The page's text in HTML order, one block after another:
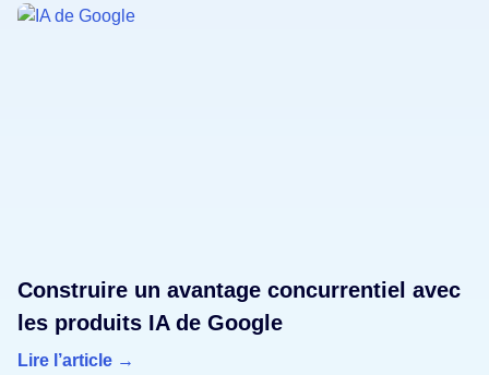
Construire un avantage concurrentiel avec
les produits IA de Google
Lire l’article →